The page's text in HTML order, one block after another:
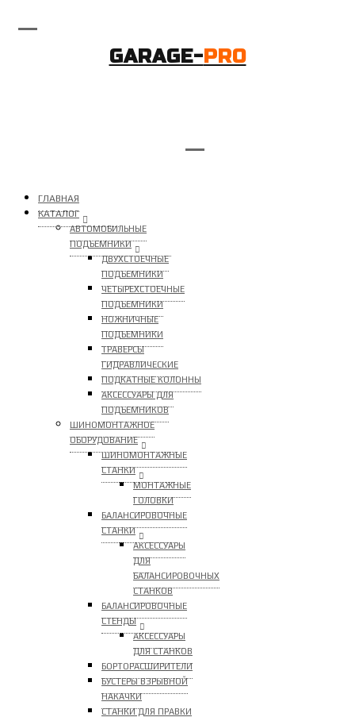
GARAGE-PRO
ГЛАВНАЯ
КАТАЛОГ
АВТОМОБИЛЬНЫЕ
ПОДЪЕМНИКИ
ДВУХСТОЕЧНЫЕ
ПОДЪЕМНИКИ
ЧЕТЫРЕХСТОЕЧНЫЕ
ПОДЪЕМНИКИ
НОЖНИЧНЫЕ
ПОДЪЕМНИКИ
ТРАВЕРСЫ
ГИДРАВЛИЧЕСКИЕ
ПОДКАТНЫЕ КОЛОННЫ
АКСЕССУАРЫ ДЛЯ
ПОДЪЕМНИКОВ
ШИНОМОНТАЖНОЕ
ОБОРУДОВАНИЕ
ШИНОМОНТАЖНЫЕ
СТАНКИ
МОНТАЖНЫЕ
ГОЛОВКИ
БАЛАНСИРОВОЧНЫЕ
СТАНКИ
АКСЕССУАРЫ
ДЛЯ
БАЛАНСИРОВОЧНЫХ
СТАНКОВ
БАЛАНСИРОВОЧНЫЕ
СТЕНДЫ
АКСЕССУАРЫ
ДЛЯ СТАНКОВ
БОРТОРАСШИРИТЕЛИ
БУСТЕРЫ ВЗРЫВНОЙ
НАКАЧКИ
СТАНКИ ДЛЯ ПРАВКИ